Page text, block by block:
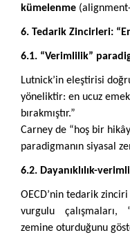
kümelenme
6. Tedarik Zincirleri:
6.1. “Verimlilik”
Lutnick’in eleştirisi
yöneliktir: en ucuz
bırakmıştır.”
Carney de “hoş bir
paradigmanın siyasal
6.2. Dayanıklılık-
OECD’nin tedarik
vurgulu çalışmaları,
zemine oturduğunu